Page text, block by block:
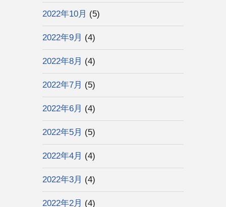
2022年10月 (5)
2022年9月 (4)
2022年8月 (4)
2022年7月 (5)
2022年6月 (4)
2022年5月 (5)
2022年4月 (4)
2022年3月 (4)
2022年2月 (4)